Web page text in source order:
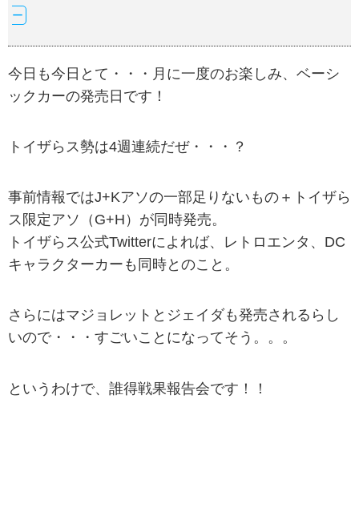
ー
今日も今日とて・・・月に一度のお楽しみ、ベーシ
ックカーの発売日です！
トイザらス勢は4週連続だぜ・・・？
事前情報ではJ+Kアソの一部足りないもの＋トイザら
ス限定アソ（G+H）が同時発売。
トイザらス公式Twitterによれば、レトロエンタ、DC
キャラクターカーも同時とのこと。
さらにはマジョレットとジェイダも発売されるらし
いので・・・すごいことになってそう。。。
というわけで、誰得戦果報告会です！！